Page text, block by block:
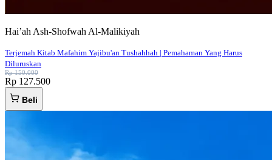
Hai’ah Ash-Shofwah Al-Malikiyah
Terjemah Kitab Mafahim Yajibu'an Tushahhah | Pemahaman Yang Harus
Diluruskan
Rp 150.000
Rp 127.500
Beli